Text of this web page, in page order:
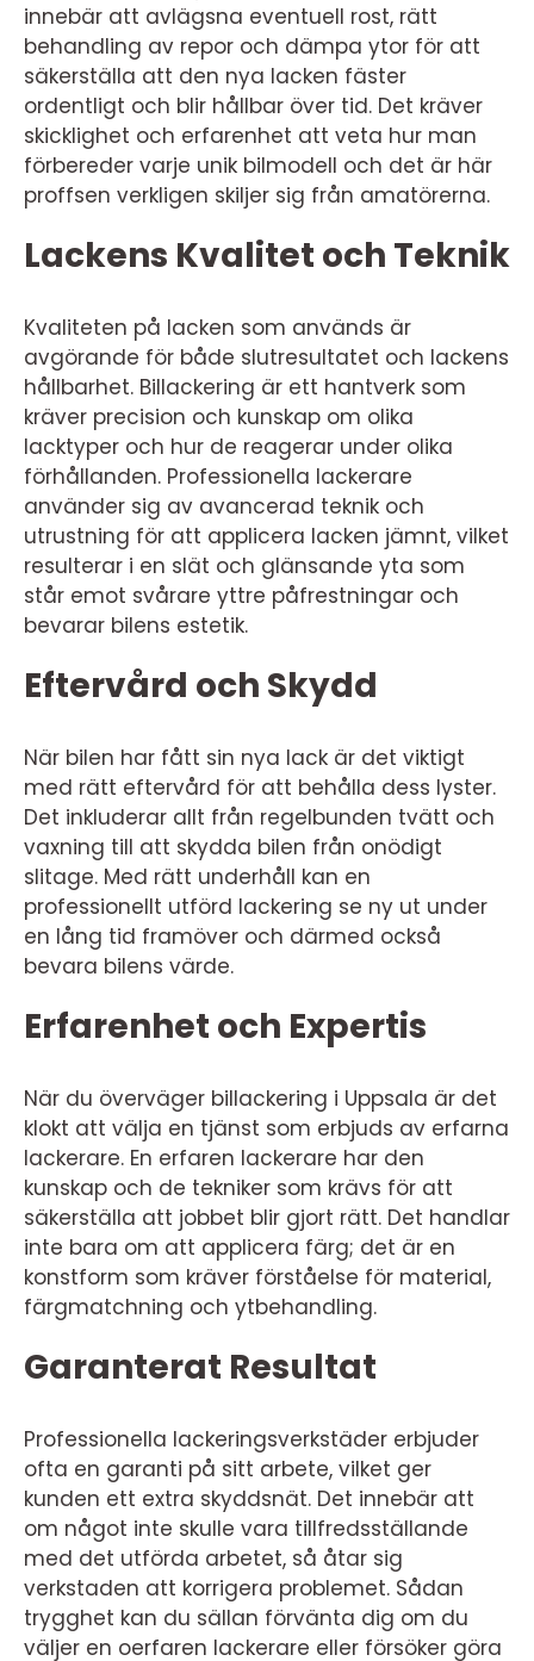
innebär att avlägsna eventuell rost, rätt
behandling av repor och dämpa ytor för att
säkerställa att den nya lacken fäster
ordentligt och blir hållbar över tid. Det kräver
skicklighet och erfarenhet att veta hur man
förbereder varje unik bilmodell och det är här
proffsen verkligen skiljer sig från amatörerna.
Lackens Kvalitet och Teknik
Kvaliteten på lacken som används är
avgörande för både slutresultatet och lackens
hållbarhet. Billackering är ett hantverk som
kräver precision och kunskap om olika
lacktyper och hur de reagerar under olika
förhållanden. Professionella lackerare
använder sig av avancerad teknik och
utrustning för att applicera lacken jämnt, vilket
resulterar i en slät och glänsande yta som
står emot svårare yttre påfrestningar och
bevarar bilens estetik.
Eftervård och Skydd
När bilen har fått sin nya lack är det viktigt
med rätt eftervård för att behålla dess lyster.
Det inkluderar allt från regelbunden tvätt och
vaxning till att skydda bilen från onödigt
slitage. Med rätt underhåll kan en
professionellt utförd lackering se ny ut under
en lång tid framöver och därmed också
bevara bilens värde.
Erfarenhet och Expertis
När du överväger billackering i Uppsala är det
klokt att välja en tjänst som erbjuds av erfarna
lackerare. En erfaren lackerare har den
kunskap och de tekniker som krävs för att
säkerställa att jobbet blir gjort rätt. Det handlar
inte bara om att applicera färg; det är en
konstform som kräver förståelse för material,
färgmatchning och ytbehandling.
Garanterat Resultat
Professionella lackeringsverkstäder erbjuder
ofta en garanti på sitt arbete, vilket ger
kunden ett extra skyddsnät. Det innebär att
om något inte skulle vara tillfredsställande
med det utförda arbetet, så åtar sig
verkstaden att korrigera problemet. Sådan
trygghet kan du sällan förvänta dig om du
väljer en oerfaren lackerare eller försöker göra